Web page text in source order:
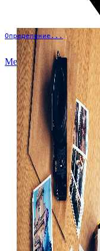
Определение...
Меню